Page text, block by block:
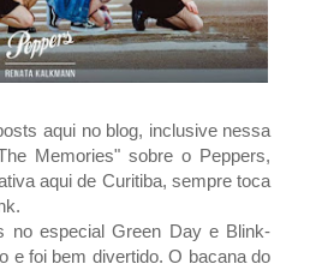
aqui no blog, inclusive nessa
Memories" sobre o Peppers,
aqui de Curitiba, sempre toca
no especial Green Day e Blink-
e foi bem divertido. O bacana do